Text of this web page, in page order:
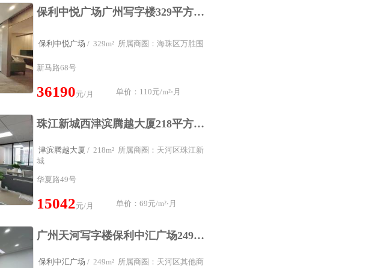
保利中悦广场广州写字楼329平方办公室CBD甲级写字楼精装修
保利中悦广场 / 329m² 所属商圈：海珠区万胜围
新马路68号
36190元/月 单价：110元/m²⋅月
珠江新城西津滨腾越大厦218平方精装修带家具天河写字楼出租
津滨腾越大厦 / 218m² 所属商圈：天河区珠江新
城
华夏路49号
15042元/月 单价：69元/m²⋅月
广州天河写字楼保利中汇广场249平方广州东站地铁站办公室精装修
保利中汇广场 / 249m² 所属商圈：天河区其他商